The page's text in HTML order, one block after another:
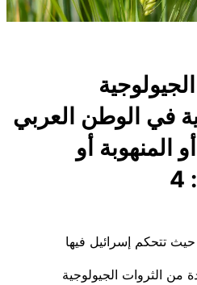
في الوطن العربي
المنهوبة أو
تتحكم إسرائيل فيها
من الثروات الجيولوجية